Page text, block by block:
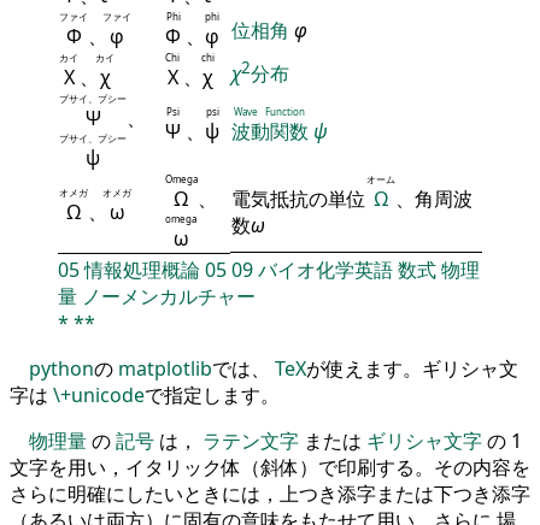
Φ
ファイ
、 φ
ファイ
Φ
Phi
、 φ
phi
位相角 φ
Χ
カイ
、 χ
カイ
Χ
Chi
、 χ
chi
χ2分布
Ψ
プサイ、プシー
、
ψ
プサイ、プシー Ψ
Psi
、 ψ
psi
波動関数
Wave Function
ψ
Ω
オメガ
、 ω
オメガ Ω
Omega
、
ω
omega
電気抵抗の単位 Ω
オーム
、角周波
数ω
05情報処理概論0509バイオ化学英語数式物理
量 ノーメンカルチャー
* **
pythonの matplotlibでは、 TeXが使えます。ギリシャ文
字は \+unicodeで指定します。
物理量の記号 は， ラテン文字 または ギリシャ文字の 1
文字を用い，イタリック体（斜体）で印刷する。その内容を
さらに明確にしたいときには，上つき添字または下つき添字